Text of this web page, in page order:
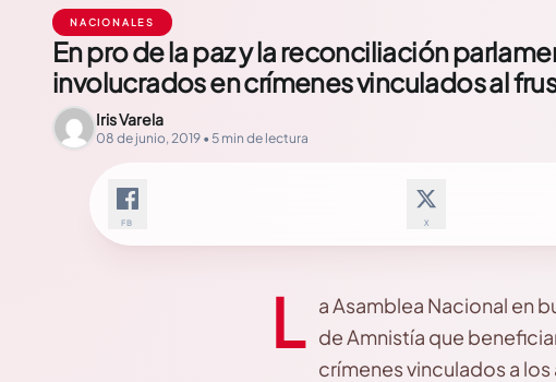
NACIONALES
En pro de la paz y la reconciliación
involucrados en crímenes vinculados al
Iris Varela
08 de junio, 2019 • 5 min de lectura
FB X
L a Asamblea Nacional en
de Amnistía que
crímenes vinculados a